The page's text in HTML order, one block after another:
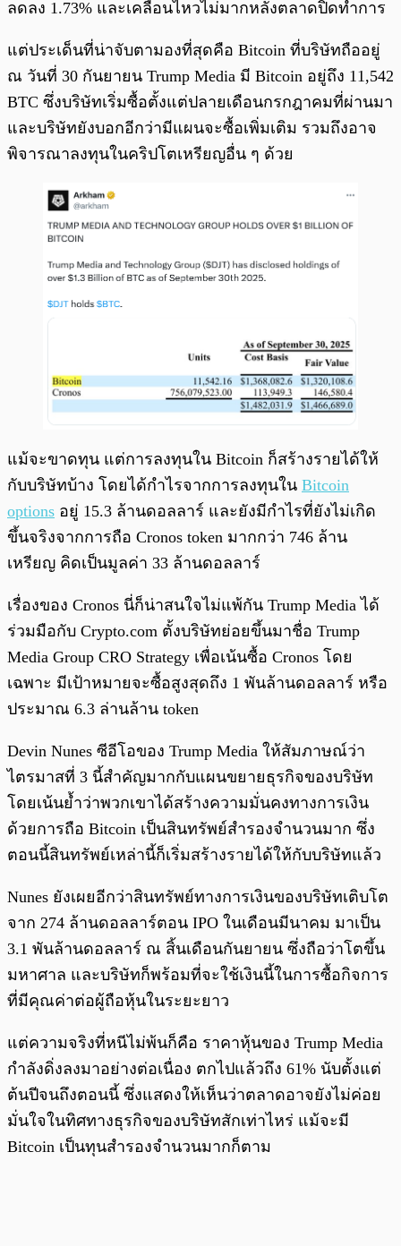
ลดลง 1.73% และเคลื่อนไหวไม่มากหลังตลาดปิดทำการ
แต่ประเด็นที่น่าจับตามองที่สุดคือ Bitcoin ที่บริษัทถืออยู่
ณ วันที่ 30 กันยายน Trump Media มี Bitcoin อยู่ถึง 11,542
BTC ซึ่งบริษัทเริ่มซื้อตั้งแต่ปลายเดือนกรกฎาคมที่ผ่านมา
และบริษัทยังบอกอีกว่ามีแผนจะซื้อเพิ่มเติม รวมถึงอาจ
พิจารณาลงทุนในคริปโตเหรียญอื่น ๆ ด้วย
แม้จะขาดทุน แต่การลงทุนใน Bitcoin ก็สร้างรายได้ให้
กับบริษัทบ้าง โดยได้กำไรจากการลงทุนใน Bitcoin
options อยู่ 15.3 ล้านดอลลาร์ และยังมีกำไรที่ยังไม่เกิด
ขึ้นจริงจากการถือ Cronos token มากกว่า 746 ล้าน
เหรียญ คิดเป็นมูลค่า 33 ล้านดอลลาร์
เรื่องของ Cronos นี่ก็น่าสนใจไม่แพ้กัน Trump Media ได้
ร่วมมือกับ Crypto.com ตั้งบริษัทย่อยขึ้นมาชื่อ Trump
Media Group CRO Strategy เพื่อเน้นซื้อ Cronos โดย
เฉพาะ มีเป้าหมายจะซื้อสูงสุดถึง 1 พันล้านดอลลาร์ หรือ
ประมาณ 6.3 ล่านล้าน token
Devin Nunes ซีอีโอของ Trump Media ให้สัมภาษณ์ว่า
ไตรมาสที่ 3 นี้สำคัญมากกับแผนขยายธุรกิจของบริษัท
โดยเน้นย้ำว่าพวกเขาได้สร้างความมั่นคงทางการเงิน
ด้วยการถือ Bitcoin เป็นสินทรัพย์สำรองจำนวนมาก ซึ่ง
ตอนนี้สินทรัพย์เหล่านี้ก็เริ่มสร้างรายได้ให้กับบริษัทแล้ว
Nunes ยังเผยอีกว่าสินทรัพย์ทางการเงินของบริษัทเติบโต
จาก 274 ล้านดอลลาร์ตอน IPO ในเดือนมีนาคม มาเป็น
3.1 พันล้านดอลลาร์ ณ สิ้นเดือนกันยายน ซึ่งถือว่าโตขึ้น
มหาศาล และบริษัทก็พร้อมที่จะใช้เงินนี้ในการซื้อกิจการ
ที่มีคุณค่าต่อผู้ถือหุ้นในระยะยาว
แต่ความจริงที่หนีไม่พ้นก็คือ ราคาหุ้นของ Trump Media
กำลังดิ่งลงมาอย่างต่อเนื่อง ตกไปแล้วถึง 61% นับตั้งแต่
ต้นปีจนถึงตอนนี้ ซึ่งแสดงให้เห็นว่าตลาดอาจยังไม่ค่อย
มั่นใจในทิศทางธุรกิจของบริษัทสักเท่าไหร่ แม้จะมี
Bitcoin เป็นทุนสำรองจำนวนมากก็ตาม